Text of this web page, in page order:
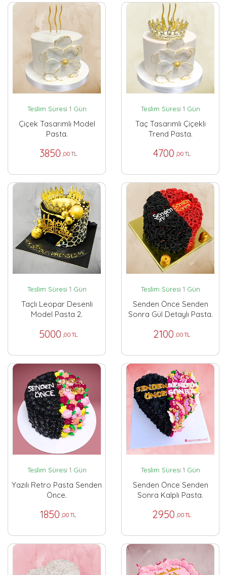
Teslim Süresi 1 Gün
Çiçek Tasarımlı Model
Pasta.
3850 ,00 TL
Teslim Süresi 1 Gün
Taç Tasarımlı Çiçekli
Trend Pasta.
4700 ,00 TL
Teslim Süresi 1 Gün
Taçlı Leopar Desenli
Model Pasta 2.
5000 ,00 TL
Teslim Süresi 1 Gün
Senden Önce Senden
Sonra Gül Detaylı Pasta.
2100 ,00 TL
Teslim Süresi 1 Gün
Yazılı Retro Pasta Senden
Önce.
1850 ,00 TL
Teslim Süresi 1 Gün
Senden Önce Senden
Sonra Kalpli Pasta.
2950 ,00 TL